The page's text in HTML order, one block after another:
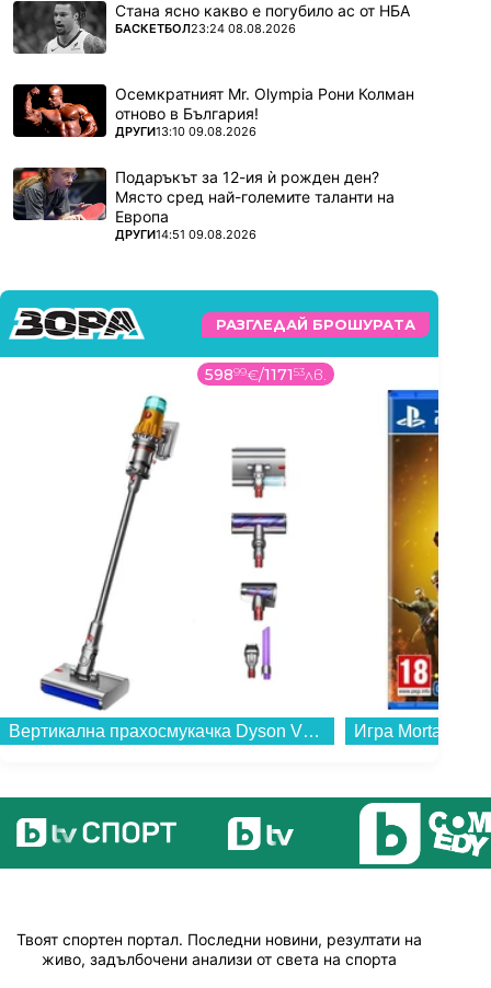
Стана ясно какво е погубило ас от НБА
ПОВЕЧЕ ОТ
БАСКЕТБОЛ23:24 08.08.2026
Осемкратният Mr. Olympia Рони Колман
отново в България!
ПОВЕЧЕ ОТ
ДРУГИ13:10 09.08.2026
Подаръкът за 12-ия ѝ рожден ден?
Място сред най-големите таланти на
Европа
ПОВЕЧЕ ОТ
ДРУГИ14:51 09.08.2026
РАЗГЛЕДАЙ БРОШУРАТА
59899€/117153лв.
Вертикална прахосмукачка Dyson V12s Detect Slim Submarine (485350-01)...
Твоят спортен портал. Последни новини, резултати на
живо, задълбочени анализи от света на спорта